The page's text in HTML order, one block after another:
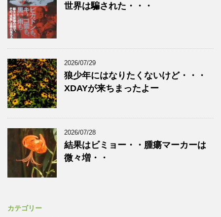
世界は騙された・・・
2026/07/29
狼少年にはなりたくないけど・・・
XDAYが来ちまったよー
2026/07/28
結果はビミョー・・腫瘍マーカーは
微々増・・
カテゴリー